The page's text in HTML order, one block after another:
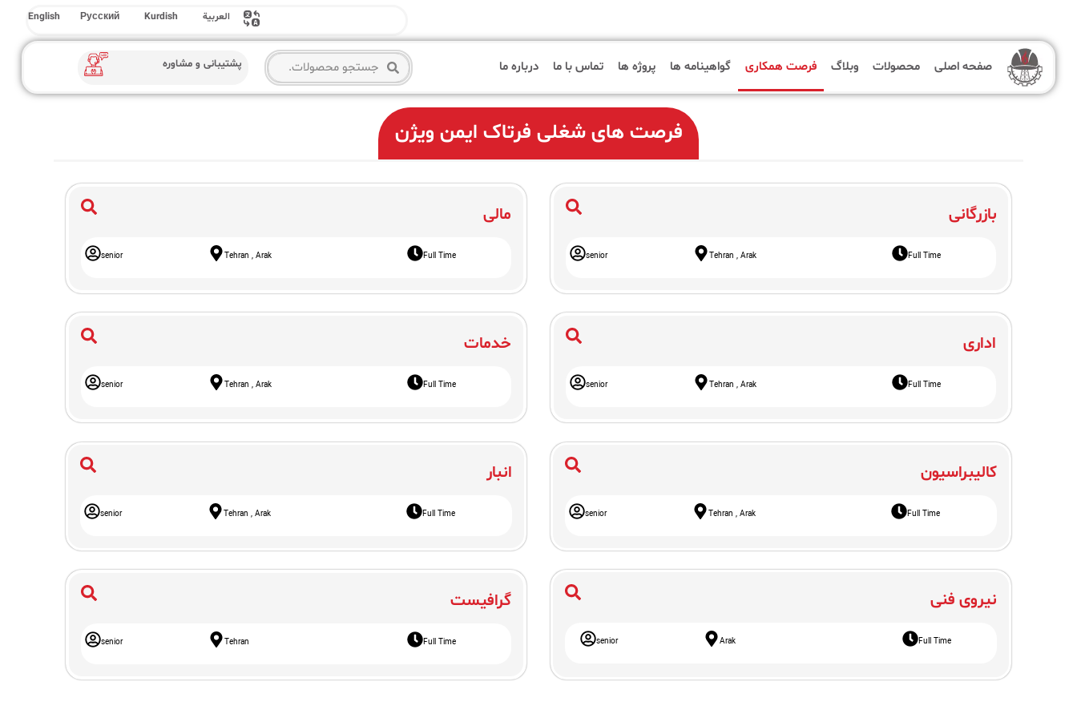
العربية Kurdish
Русский
English
صفحه اصلی محصولات وبلاگ فرصت همکاری گواهینامه ها پروژه ها تماس با ما درباره ما پشتیبانی و مشاوره
فرصت همکاری
گواهینامه ها
درباره ما
فرصت های شغلی فرتاک ایمن ویژن
بازرگانی
senior Tehran , Arak Full Time
مالی
senior Tehran , Arak Full Time
اداری
senior Tehran , Arak Full Time
خدمات
senior Tehran , Arak Full Time
کالیبراسیون
senior Tehran , Arak Full Time
انبار
senior Tehran , Arak Full Time
نیروی فنی
senior Arak Full Time
گرافیست
senior Tehran Full Time